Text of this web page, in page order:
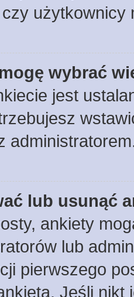
użytkownicy
wybrać
jest
lub usunąć
ankiety
lub
pierwszego
Jeśli nikt